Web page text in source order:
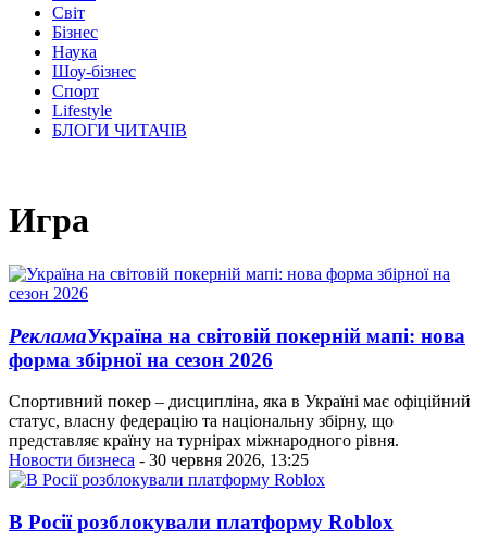
Світ
Бізнес
Наука
Шоу-бізнес
Спорт
Lifestyle
БЛОГИ ЧИТАЧІВ
Игра
РекламаУкраїна на світовій покерній мапі: нова
форма збірної на сезон 2026
Спортивний покер – дисципліна, яка в Україні має офіційний
статус, власну федерацію та національну збірну, що
представляє країну на турнірах міжнародного рівня.
Новости бизнеса - 30 червня 2026, 13:25
В Росії розблокували платформу Roblox